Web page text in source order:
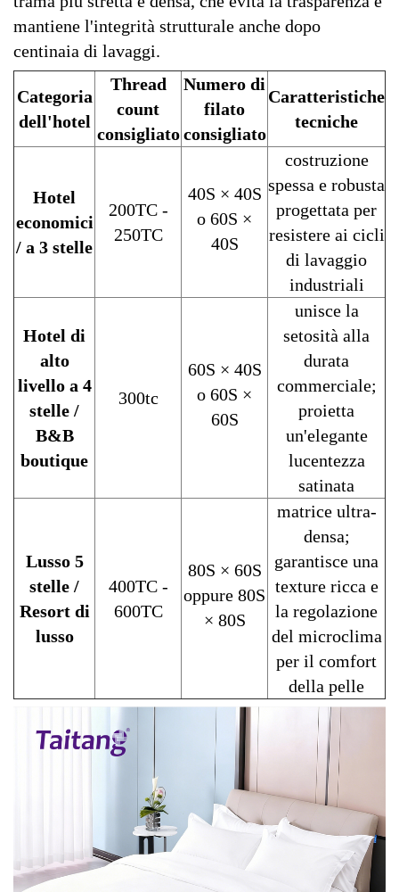
mantiene l'integrità strutturale anche dopo
centinaia di lavaggi.
Categoria
dell'hotel
Thread
count
consigliato
Numero di
filato
consigliato
Caratteristiche
tecniche
Hotel
economici
/ a 3 stelle
200TC -
250TC
40S × 40S
o 60S ×
40S
costruzione
spessa e robusta
progettata per
resistere ai cicli
di lavaggio
industriali
Hotel di
alto
livello a 4
stelle /
B&B
boutique
300tc
60S × 40S
o 60S ×
60S
unisce la
setosità alla
durata
commerciale;
proietta
un'elegante
lucentezza
satinata
Lusso 5
stelle /
Resort di
lusso
400TC -
600TC
80S × 60S
oppure 80S
× 80S
matrice ultra-
densa;
garantisce una
texture ricca e
la regolazione
del microclima
per il comfort
della pelle